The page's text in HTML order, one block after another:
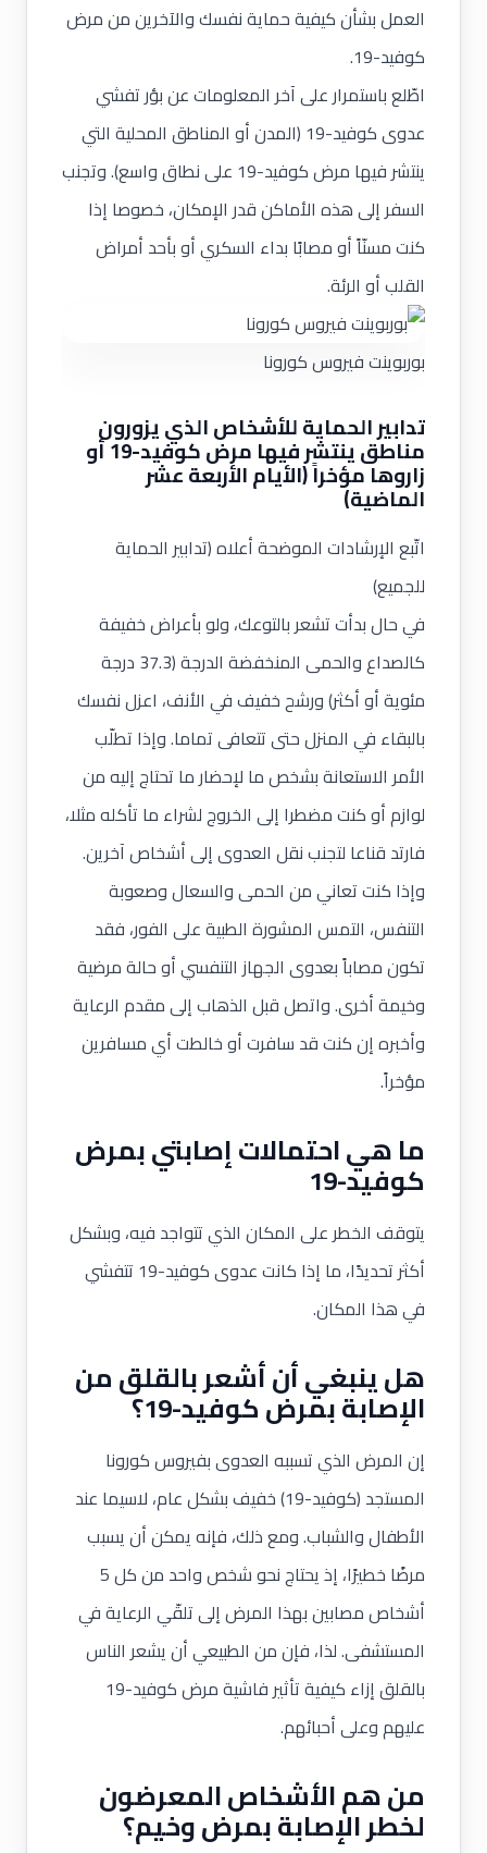
العمل بشأن كيفية حماية نفسك والآخرين من مرض
كوفيد-19.
اطّلع باستمرار على آخر المعلومات عن بؤر تفشي
عدوى كوفيد-19 (المدن أو المناطق المحلية التي
ينتشر فيها مرض كوفيد-19 على نطاق واسع). وتجنب
السفر إلى هذه الأماكن قدر الإمكان، خصوصا إذا
كنت مسنّاً أو مصابًا بداء السكري أو بأحد أمراض
القلب أو الرئة.
بوربوينت فيروس كورونا
تدابير الحماية للأشخاص الذي يزورون
مناطق ينتشر فيها مرض كوفيد-19 أو
زاروها مؤخراً (الأيام الأربعة عشر
الماضية)
اتّبع الإرشادات الموضحة أعلاه (تدابير الحماية
للجميع)
في حال بدأت تشعر بالتوعك، ولو بأعراض خفيفة
كالصداع والحمى المنخفضة الدرجة (37.3 درجة
مئوية أو أكثر) ورشح خفيف في الأنف، اعزل نفسك
بالبقاء في المنزل حتى تتعافى تماما. وإذا تطلّب
الأمر الاستعانة بشخص ما لإحضار ما تحتاج إليه من
لوازم أو كنت مضطرا إلى الخروج لشراء ما تأكله مثلا،
فارتد قناعا لتجنب نقل العدوى إلى أشخاص آخرين.
وإذا كنت تعاني من الحمى والسعال وصعوبة
التنفس، التمس المشورة الطبية على الفور، فقد
تكون مصاباً بعدوى الجهاز التنفسي أو حالة مرضية
وخيمة أخرى. واتصل قبل الذهاب إلى مقدم الرعاية
وأخبره إن كنت قد سافرت أو خالطت أي مسافرين
مؤخراً.
ما هي احتمالات إصابتي بمرض
كوفيد-19
يتوقف الخطر على المكان الذي تتواجد فيه، وبشكل
أكثر تحديدًا، ما إذا كانت عدوى كوفيد-19 تتفشي
في هذا المكان.
هل ينبغي أن أشعر بالقلق من
الإصابة بمرض كوفيد-19؟
إن المرض الذي تسببه العدوى بفيروس كورونا
المستجد (كوفيد-19) خفيف بشكل عام، لاسيما عند
الأطفال والشباب. ومع ذلك، فإنه يمكن أن يسبب
مرضًا خطيرًا، إذ يحتاج نحو شخص واحد من كل 5
أشخاص مصابين بهذا المرض إلى تلقّي الرعاية في
المستشفى. لذا، فإن من الطبيعي أن يشعر الناس
بالقلق إزاء كيفية تأثير فاشية مرض كوفيد-19
عليهم وعلى أحبائهم.
من هم الأشخاص المعرضون
لخطر الإصابة بمرض وخيم؟